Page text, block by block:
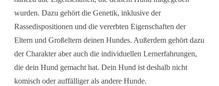
wurden. Dazu gehört die Genetik, inklusive der
Rassedispositionen und die vererbten Eigenschaften der
Eltern und Großeltern deinen Hundes. Außerdem gehört dazu
der Charakter aber auch die individuellen Lernerfahrungen,
die dein Hund gemacht hat. Dein Hund ist deshalb nicht
komisch oder auffälliger als andere Hunde.